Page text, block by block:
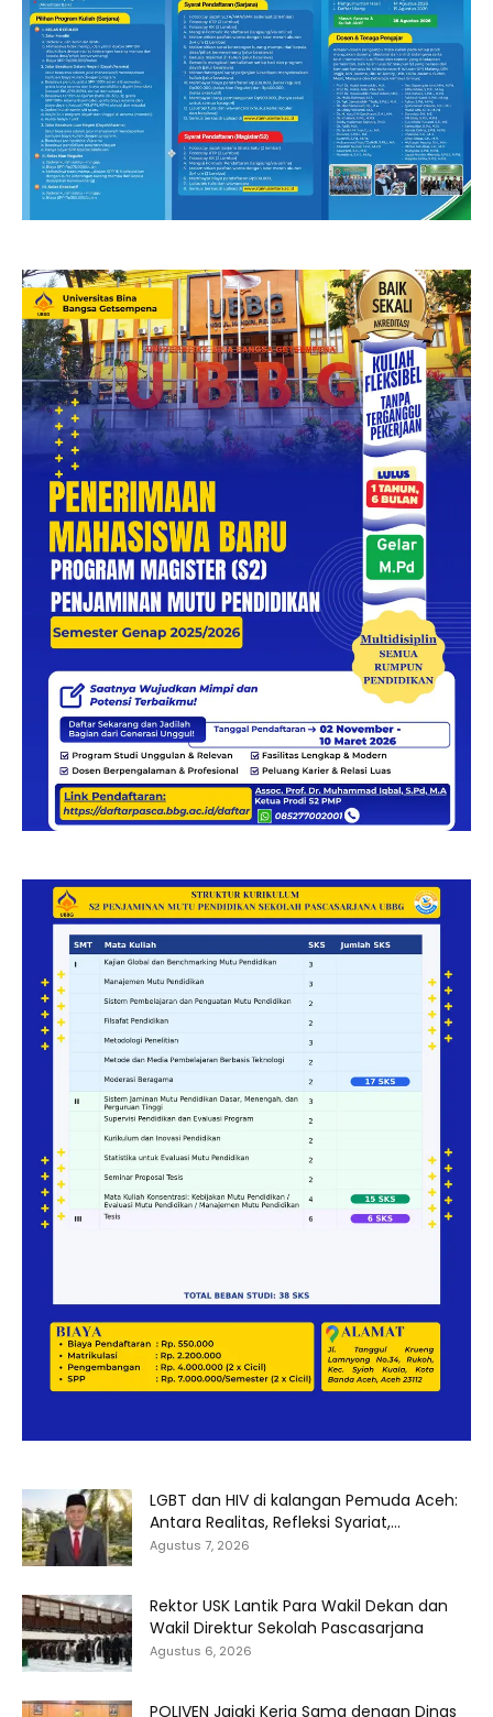
LGBT dan HIV di kalangan Pemuda Aceh:
Antara Realitas, Refleksi Syariat,...
Agustus 7, 2026
Rektor USK Lantik Para Wakil Dekan dan
Wakil Direktur Sekolah Pascasarjana
Agustus 6, 2026
POLIVEN Jajaki Kerja Sama dengan Dinas